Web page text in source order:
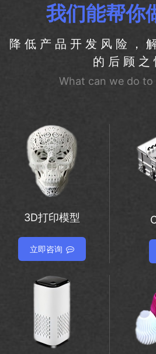
我们能帮你
降低产品开发风险，
的后顾之
What can we do to
3D打印模型
立即咨询